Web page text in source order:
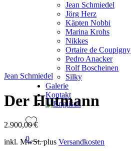
Jean Schmiedel
Jörg Herz
Käpten Nobbi
Marina Krohs
Nikkes
Ortaire de Coupigny
Pedro Anacker
Rolf Boscheinen
Silky
Galerie
Kontakt
0
Jean Schmiedel
Der Hutmann
2.900,00€
inkl. MwSt. plus Versandkosten